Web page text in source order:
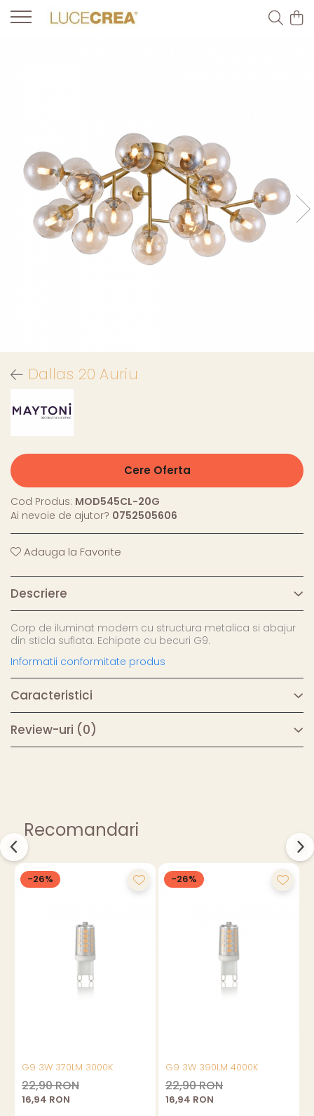
Dallas 20 Auriu
Cere Oferta
Cod Produs: MOD545CL-20G
Ai nevoie de ajutor? 0752505606
Adauga la Favorite
Descriere
Corp de iluminat modern cu structura metalica si abajur
din sticla suflata. Echipate cu becuri G9.
Informatii conformitate produs
Caracteristici
Review-uri (0)
Recomandari
-26%
G9 3W 370LM 3000K
22,90 RON
16,94 RON
-26%
G9 3W 390LM 4000K
22,90 RON
16,94 RON